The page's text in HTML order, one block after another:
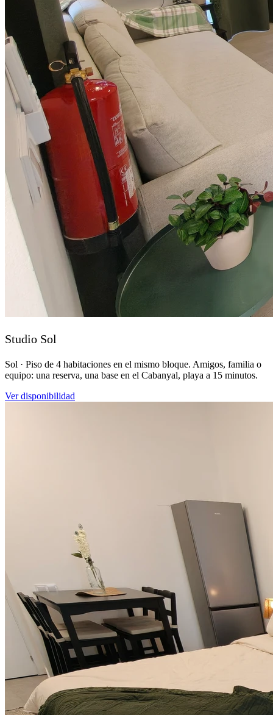
Studio Sol
Sol · Piso de 4 habitaciones en el mismo bloque. Amigos, familia o
equipo: una reserva, una base en el Cabanyal, playa a 15 minutos.
Ver disponibilidad